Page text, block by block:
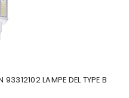
LAMPE DEL TYPE B